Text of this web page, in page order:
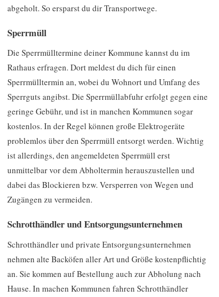
abgeholt. So ersparst du dir Transportwege.
Sperrmüll
Die Sperrmülltermine deiner Kommune kannst du im
Rathaus erfragen. Dort meldest du dich für einen
Sperrmülltermin an, wobei du Wohnort und Umfang des
Sperrguts angibst. Die Sperrmüllabfuhr erfolgt gegen eine
geringe Gebühr, und ist in manchen Kommunen sogar
kostenlos. In der Regel können große Elektrogeräte
problemlos über den Sperrmüll entsorgt werden. Wichtig
ist allerdings, den angemeldeten Sperrmüll erst
unmittelbar vor dem Abholtermin herauszustellen und
dabei das Blockieren bzw. Versperren von Wegen und
Zugängen zu vermeiden.
Schrotthändler und Entsorgungsunternehmen
Schrotthändler und private Entsorgungsunternehmen
nehmen alte Backöfen aller Art und Größe kostenpflichtig
an. Sie kommen auf Bestellung auch zur Abholung nach
Hause. In machen Kommunen fahren Schrotthändler